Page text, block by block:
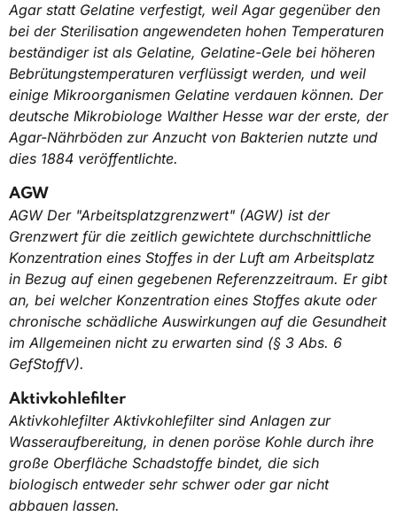
Agar statt Gelatine verfestigt, weil Agar gegenüber den
bei der Sterilisation angewendeten hohen Temperaturen
beständiger ist als Gelatine, Gelatine-Gele bei höheren
Bebrütungstemperaturen verflüssigt werden, und weil
einige Mikroorganismen Gelatine verdauen können. Der
deutsche Mikrobiologe Walther Hesse war der erste, der
Agar-Nährböden zur Anzucht von Bakterien nutzte und
dies 1884 veröffentlichte.
AGW
AGW Der "Arbeitsplatzgrenzwert" (AGW) ist der
Grenzwert für die zeitlich gewichtete durchschnittliche
Konzentration eines Stoffes in der Luft am Arbeitsplatz
in Bezug auf einen gegebenen Referenzzeitraum. Er gibt
an, bei welcher Konzentration eines Stoffes akute oder
chronische schädliche Auswirkungen auf die Gesundheit
im Allgemeinen nicht zu erwarten sind (§ 3 Abs. 6
GefStoffV).
Aktivkohlefilter
Aktivkohlefilter Aktivkohlefilter sind Anlagen zur
Wasseraufbereitung, in denen poröse Kohle durch ihre
große Oberfläche Schadstoffe bindet, die sich
biologisch entweder sehr schwer oder gar nicht
abbauen lassen.